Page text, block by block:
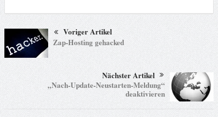
Voriger Artikel
Zap-Hosting gehacked
Nächster Artikel
„Nach-Update-Neustarten-Meldung“
deaktivieren